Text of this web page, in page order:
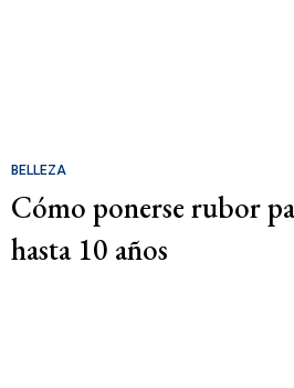
BELLEZA
Cómo ponerse rubor
hasta 10 años